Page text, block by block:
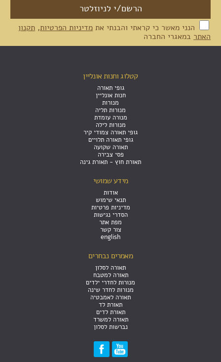
הנני מאשר כי קראתי והבנתי את מדיניות הפרטיות, תקנון
האתר במאגרי החברה
קטלוג וחנות אונליין
גופי תאורה
חנות אונליין
מנורות
מנורות תליה
מנורה עומדת
מנורות לילה
גופי תאורה צמודי קיר
גופי תאורה תלויים
תאורה שקועה
פסי צבירה
תאורת חוץ - תאורת גינה
מידע שמושי
אודות
תנאי שימוש
מדיניות פרטיות
הסדרי נגישות
מפת אתר
צור קשר
english
מאמרים נבחרים
תאורה לסלון
תאורה למטבח
מנורות לחדרי ילדים
מנורות לחדר שינה
תאורה לאמבטיה
תאורת לד
תאורת לדים
תאורה למשרד
נברשות לסלון